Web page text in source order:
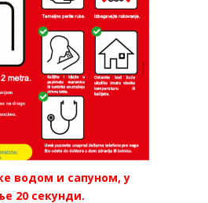
водом и сапуном, у
20 секунди.